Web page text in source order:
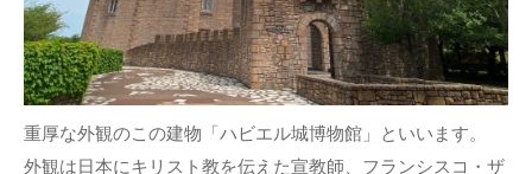
重厚な外観のこの建物「ハビエル城博物館」といいます。
外観は日本にキリスト教を伝えた宣教師、フランシスコ・ザ